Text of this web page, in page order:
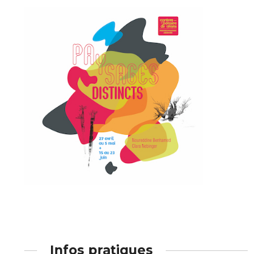
termes et conditions
* Champ obligatoire
Statut / Organisation
J'accepte les termes et conditions
Infos pratiques